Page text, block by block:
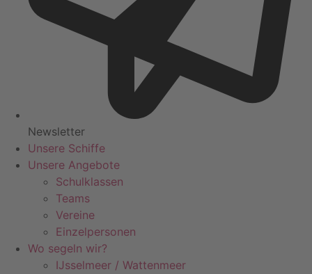
Newsletter
Unsere Schiffe
Unsere Angebote
Schulklassen
Teams
Vereine
Einzelpersonen
Wo segeln wir?
IJsselmeer / Wattenmeer